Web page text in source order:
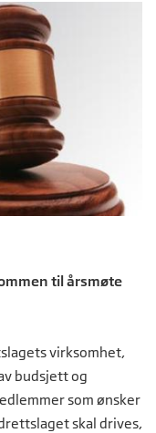
til årsmøte
virksomhet,
budsjett og
som ønsker
skal drives,